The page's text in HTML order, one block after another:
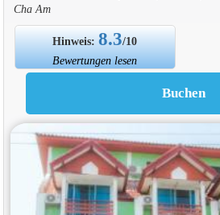
Cha Am
Hinweis:8.3/10
Bewertungen lesen